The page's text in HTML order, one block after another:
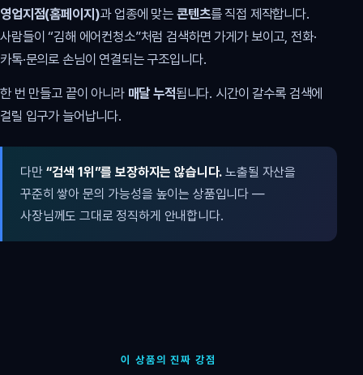
영업지점(홈페이지)과 업종에 맞는 콘텐츠를 직접 제작합니다.
사람들이 “김해 에어컨청소”처럼 검색하면 가게가 보이고, 전화·
카톡·문의로 손님이 연결되는 구조입니다.
한 번 만들고 끝이 아니라 매달 누적됩니다. 시간이 갈수록 검색에
걸릴 입구가 늘어납니다.
다만 “검색 1위”를 보장하지는 않습니다. 노출될 자산을
꾸준히 쌓아 문의 가능성을 높이는 상품입니다 —
사장님께도 그대로 정직하게 안내합니다.
이 상품의 진짜 강점